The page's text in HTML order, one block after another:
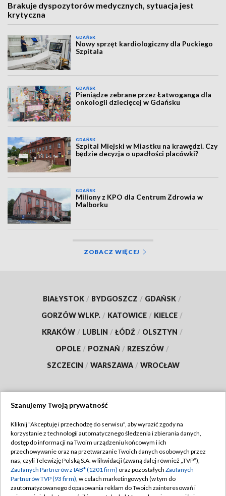
Brakuje dyspozytorów medycznych, sytuacja jest
krytyczna
GDAŃSK
Nowy sprzęt kardiologiczny dla Puckiego
Szpitala
GDAŃSK
Pieniądze zebrane przez Łatwoganga dla
onkologii dziecięcej w Gdańsku
GDAŃSK
Szpital Miejski w Miastku na krawędzi. Czy
będzie decyzja o upadłości placówki?
GDAŃSK
Miliony z KPO dla Centrum Zdrowia w
Malborku
ZOBACZ WIĘCEJ
BIAŁYSTOK / BYDGOSZCZ / GDAŃSK /
GORZÓW WLKP. / KATOWICE / KIELCE /
KRAKÓW / LUBLIN / ŁÓDŹ / OLSZTYN /
OPOLE / POZNAŃ / RZESZÓW /
SZCZECIN / WARSZAWA / WROCŁAW
TVP
Abonament TVP
Emisja w TVP
Centrum informacji TVP
Regulamin TVP
Polityka prywatności
Moje zgody
Szanujemy Twoją prywatność
Kliknij "Akceptuję i przechodzę do serwisu", aby wyrazić zgody na
korzystanie z technologii automatycznego śledzenia i zbierania danych,
dostęp do informacji na Twoim urządzeniu końcowym i ich
przechowywanie oraz na przetwarzanie Twoich danych osobowych przez
nas, czyli Telewizję Polską S.A. w likwidacji (zwaną dalej również „TVP”),
Zaufanych Partnerów z IAB* (1201 firm) oraz pozostałych Zaufanych
Partnerów TVP (93 firm), w celach marketingowych (w tym do
zautomatyzowanego dopasowania reklam do Twoich zainteresowań i